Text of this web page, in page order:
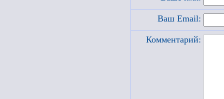
Ваш Email:
Комментарий: